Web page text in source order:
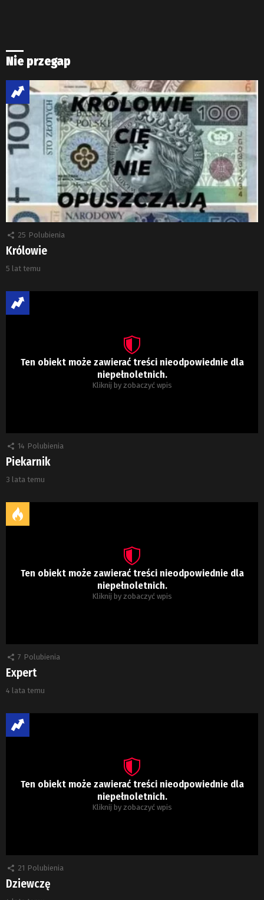
Nie przegap
25 Polubienia
Królowie
5 lat temu
Ten obiekt może zawierać treści nieodpowiednie dla
niepełnoletnich.
Kliknij by zobaczyć wpis
14 Polubienia
Piekarnik
3 lata temu
Ten obiekt może zawierać treści nieodpowiednie dla
niepełnoletnich.
Kliknij by zobaczyć wpis
7 Polubienia
Expert
4 lata temu
Ten obiekt może zawierać treści nieodpowiednie dla
niepełnoletnich.
Kliknij by zobaczyć wpis
21 Polubienia
Dziewczę